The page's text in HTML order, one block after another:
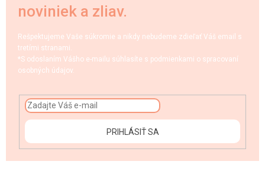
noviniek a zliav.
Rešpektujeme Vaše súkromie a nikdy nebudeme zdieľať Váš email s
tretími stranami.
*S odoslaním Vášho e-mailu súhlasíte s podmienkami o spracovaní
osobných údajov.
PRIHLÁSIŤ SA